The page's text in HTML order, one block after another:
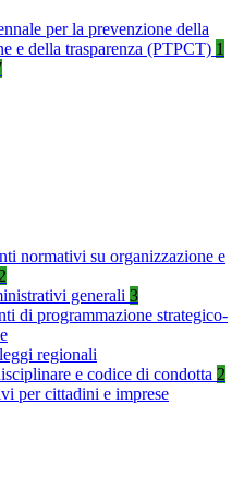
per la prevenzione della
e della trasparenza (PTPCT) 1
normativi su organizzazione e
generali 3
di programmazione strategico-
regionali
e codice di condotta 2
per cittadini e imprese